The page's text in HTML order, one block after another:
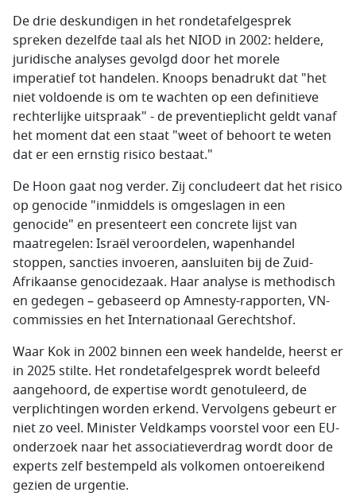
De drie deskundigen in het rondetafelgesprek
spreken dezelfde taal als het NIOD in 2002: heldere,
juridische analyses gevolgd door het morele
imperatief tot handelen. Knoops benadrukt dat "het
niet voldoende is om te wachten op een definitieve
rechterlijke uitspraak" - de preventieplicht geldt vanaf
het moment dat een staat "weet of behoort te weten
dat er een ernstig risico bestaat."
De Hoon gaat nog verder. Zij concludeert dat het risico
op genocide "inmiddels is omgeslagen in een
genocide" en presenteert een concrete lijst van
maatregelen: Israël veroordelen, wapenhandel
stoppen, sancties invoeren, aansluiten bij de Zuid-
Afrikaanse genocidezaak. Haar analyse is methodisch
en gedegen – gebaseerd op Amnesty-rapporten, VN-
commissies en het Internationaal Gerechtshof.
Waar Kok in 2002 binnen een week handelde, heerst er
in 2025 stilte. Het rondetafelgesprek wordt beleefd
aangehoord, de expertise wordt genotuleerd, de
verplichtingen worden erkend. Vervolgens gebeurt er
niet zo veel. Minister Veldkamps voorstel voor een EU-
onderzoek naar het associatieverdrag wordt door de
experts zelf bestempeld als volkomen ontoereikend
gezien de urgentie.